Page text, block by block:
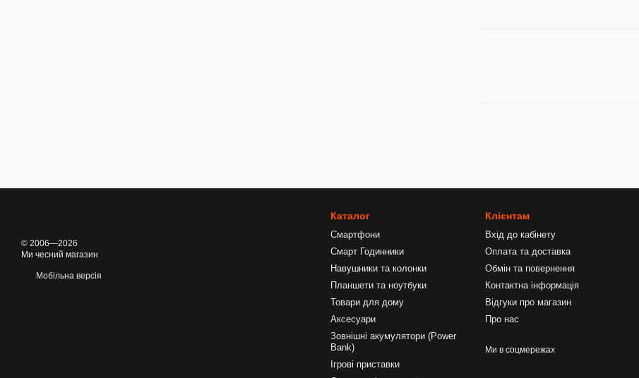
© 2006—2026
Ми чесний магазин
Мобільна версія
Каталог
Смартфони
Смарт Годинники
Навушники та колонки
Планшети та ноутбуки
Товари для дому
Аксесуари
Зовнішні акумулятори (Power
Bank)
Ігрові приставки
Клієнтам
Вхід до кабінету
Оплата та доставка
Обмін та повернення
Контактна інформація
Відгуки про магазин
Про нас
Ми в соцмережах